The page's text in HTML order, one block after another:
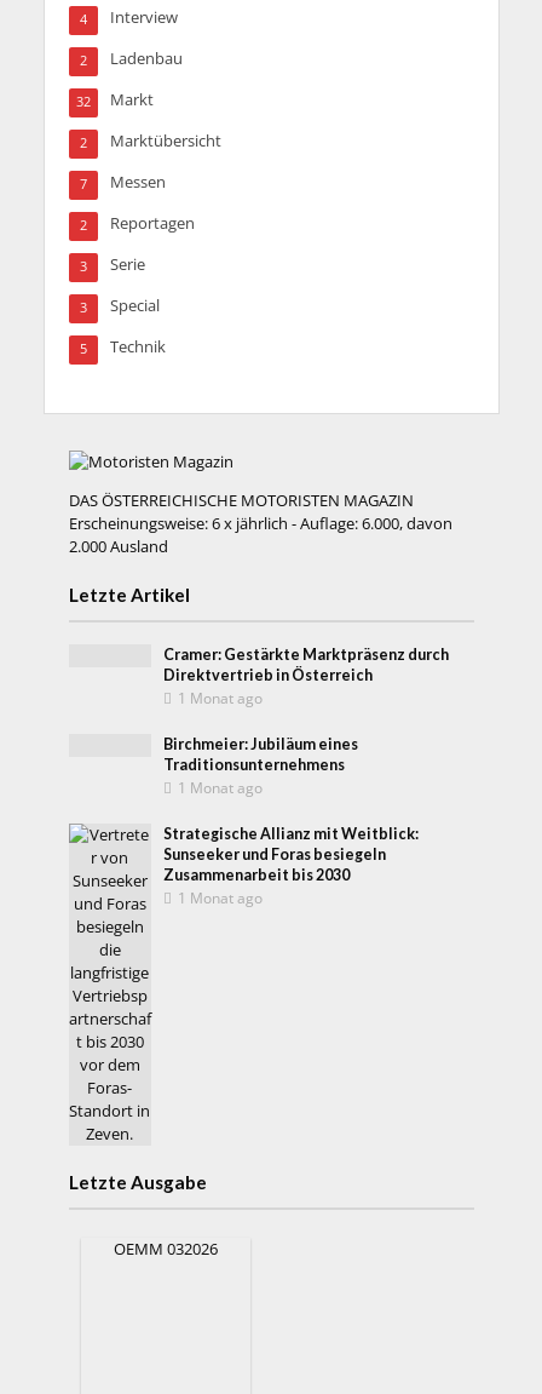
Interview
4
Ladenbau
2
Markt
32
Marktübersicht
2
Messen
7
Reportagen
2
Serie
3
Special
3
Technik
5
DAS ÖSTERREICHISCHE MOTORISTEN MAGAZIN
Erscheinungsweise: 6 x jährlich - Auflage: 6.000, davon
2.000 Ausland
Letzte Artikel
Cramer: Gestärkte Marktpräsenz durch
Direktvertrieb in Österreich
1 Monat ago
Birchmeier: Jubiläum eines
Traditionsunternehmens
1 Monat ago
Strategische Allianz mit Weitblick:
Sunseeker und Foras besiegeln
Zusammenarbeit bis 2030
1 Monat ago
Letzte Ausgabe
OEMM 032026